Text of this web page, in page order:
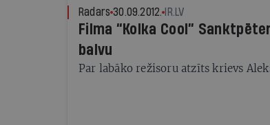
Radars 30.09.2012. IR.LV
Filma “Kolka Cool”
balvu
Par labāko režisoru atzīts krievs